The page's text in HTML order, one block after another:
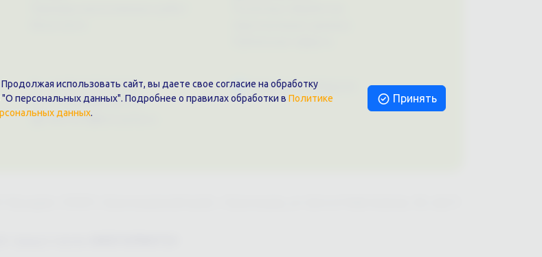
+7 (861)202-09-02
+7 (909)466-00-16
9457070@krd-print.ru
Написать в Telegram
использовать сайт, вы даете свое согласие на обработку
данных". Подробнее о правилах обработки в Политике
данных.
Принять